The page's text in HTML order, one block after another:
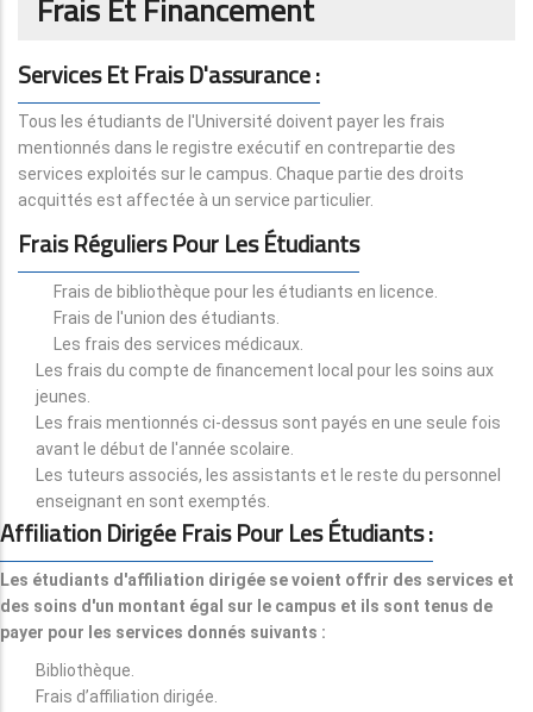
Services Et Frais D'assurance :
Tous les étudiants de l'Université doivent payer les frais
mentionnés dans le registre exécutif en contrepartie des
services exploités sur le campus. Chaque partie des droits
acquittés est affectée à un service particulier.
Frais Réguliers Pour Les Étudiants
Frais de bibliothèque pour les étudiants en licence.
Frais de l'union des étudiants.
Les frais des services médicaux.
Les frais du compte de financement local pour les soins aux
jeunes.
Les frais mentionnés ci-dessus sont payés en une seule fois
avant le début de l'année scolaire.
Les tuteurs associés, les assistants et le reste du personnel
enseignant en sont exemptés.
Affiliation Dirigée Frais Pour Les Étudiants :
Les étudiants d'affiliation dirigée se voient offrir des services et
des soins d'un montant égal sur le campus et ils sont tenus de
payer pour les services donnés suivants :
Bibliothèque.
Frais d’affiliation dirigée.